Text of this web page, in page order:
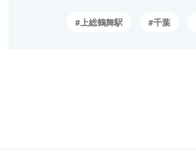
上総鶴舞駅 千葉